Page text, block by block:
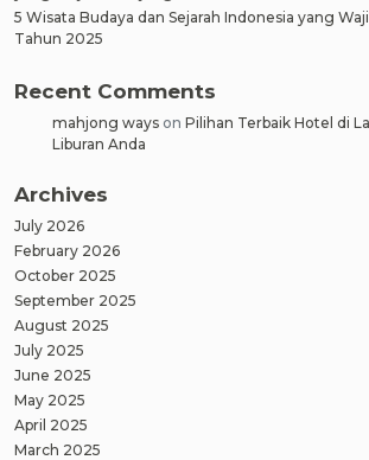
5 Wisata Budaya dan Sejarah Indonesia yang
Tahun 2025
Recent Comments
mahjong ways on Pilihan Terbaik Hotel di
Liburan Anda
Archives
July 2026
February 2026
October 2025
September 2025
August 2025
July 2025
June 2025
May 2025
April 2025
March 2025